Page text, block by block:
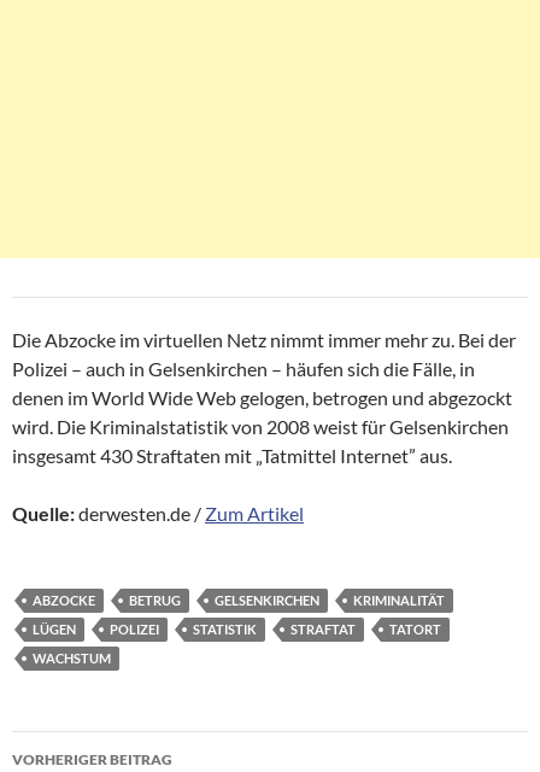
Die Abzocke im virtuellen Netz nimmt immer mehr zu. Bei der
Polizei – auch in Gelsenkirchen – häufen sich die Fälle, in
denen im World Wide Web gelogen, betrogen und abgezockt
wird. Die Kriminalstatistik von 2008 weist für Gelsenkirchen
insgesamt 430 Straftaten mit „Tatmittel Internet” aus.
Quelle:derwesten.de / Zum Artikel
ABZOCKE BETRUG GELSENKIRCHEN
KRIMINALITÄT
LÜGEN
POLIZEI STATISTIK STRAFTAT
TATORT
WACHSTUM
Beitragsnavigation
VORHERIGER BEITRAG